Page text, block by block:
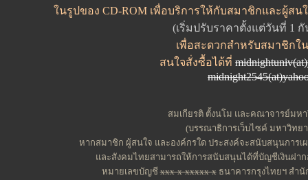
ในรูปของ CD-ROM เพื่อบริการให้กับสมาชิกและผู้ส
(เริ่มปรับราคาตั้งแต่วันที่ 1 กั
เพื่อสะดวกสำหรับสมาชิกใ
สนใจสั่งซื้อได้ที่
สมเกียรติ ตั้งนโม และคณาจารย์มห
(บรรณาธิการเว็บไซค์ มหาวิทย
หากสมาชิก ผู้สนใจ และองค์กรใด ประสงค์จะสนับสนุนการ
และสังคมไทยสามารถให้การสนับสนุนได้ที่บัญชีเงินฝา
หมายเลขบัญชีxxx-x-xxxxx-xธนาคารกรุงไทยฯ สำนั